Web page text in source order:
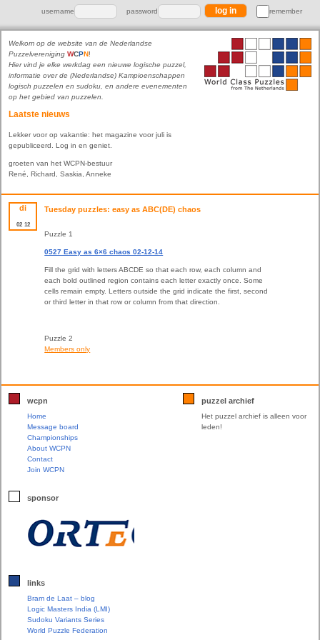
username password remember
Welkom op de website van de Nederlandse
Puzzelvereniging WCPN!
Hier vind je elke werkdag een nieuwe logische puzzel,
informatie over de (Nederlandse) Kampioenschappen
logisch puzzelen en sudoku, en andere evenementen
op het gebied van puzzelen.
Laatste nieuws
Lekker voor op vakantie: het magazine voor juli is
gepubliceerd. Log in en geniet.
groeten van het WCPN-bestuur
René, Richard, Saskia, Anneke
di
02 12
Tuesday puzzles: easy as ABC(DE) chaos
Puzzle 1
0527 Easy as 6×6 chaos 02-12-14
Fill the grid with letters ABCDE so that each row, each column and
each bold outlined region contains each letter exactly once. Some
cells remain empty. Letters outside the grid indicate the first, second
or third letter in that row or column from that direction.
Puzzle 2
Members only
wcpn
Home
Message board
Championships
About WCPN
Contact
Join WCPN
sponsor
links
Bram de Laat – blog
Logic Masters India (LMI)
Sudoku Variants Series
World Puzzle Federation
puzzel archief
Het puzzel archief is alleen voor
leden!